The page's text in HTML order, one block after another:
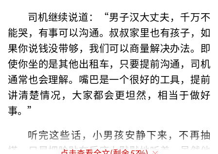
司机继续说道：“男子汉大丈夫，千万不
能哭，有事可以沟通。叔叔家里也有孩子，如
果你说钱没带够，我们可以商量解决办法。即
使你坐的是其他出租车，只要提前沟通，司机
通常也会理解。嘴巴是一个很好的工具，提前
讲清楚情况，大家都会更坦然，相当于做好
事。”
听完这些话，小男孩安静下来，不再抽
搭，只是把脸贴在后座上默默地听着。虽然他